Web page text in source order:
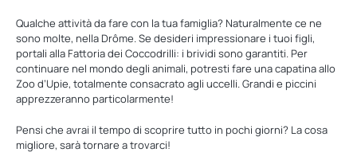
Qualche attività da fare con la tua famiglia? Naturalmente ce ne
sono molte, nella Drôme. Se desideri impressionare i tuoi figli,
portali alla Fattoria dei Coccodrilli: i brividi sono garantiti. Per
continuare nel mondo degli animali, potresti fare una capatina allo
Zoo d’Upie, totalmente consacrato agli uccelli. Grandi e piccini
apprezzeranno particolarmente!
Pensi che avrai il tempo di scoprire tutto in pochi giorni? La cosa
migliore, sarà tornare a trovarci!